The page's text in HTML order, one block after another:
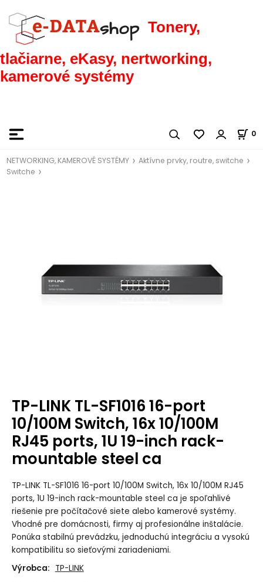
Tonery,
tlačiarne, eKasy, nertworking,
kamerové systémy
0
NETWORKING, KAMEROVÉ SYSTÉMY
Aktívne prvky, routre, switche
Switche
TP-LINK TL-SF1016 16-port
10/100M Switch, 16x 10/100M
RJ45 ports, 1U 19-inch rack-
mountable steel ca
TP-LINK TL-SF1016 16-port 10/100M Switch, 16x 10/100M RJ45
ports, 1U 19-inch rack-mountable steel ca je spoľahlivé
riešenie pre počítačové siete alebo kamerové systémy.
Vhodné pre domácnosti, firmy aj profesionálne inštalácie.
Ponúka stabilnú prevádzku, jednoduchú integráciu a vysokú
kompatibilitu so sieťovými zariadeniami.
Výrobca: TP-LINK